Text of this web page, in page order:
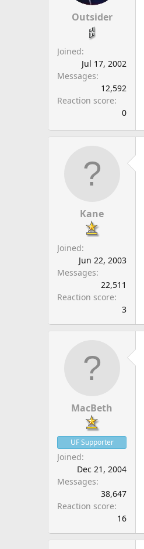
r
Outsider
Joined
Jul 17, 2002
Messages
12,592
Reaction score
0
Kane
Joined
Jun 22, 2003
Messages
22,511
Reaction score
3
MacBeth
UF Supporter
Joined
Dec 21, 2004
Messages
38,647
Reaction score
16